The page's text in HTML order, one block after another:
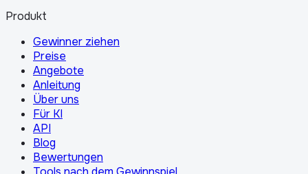
Produkt
Gewinner ziehen
Preise
Angebote
Anleitung
Über uns
Für KI
API
Blog
Bewertungen